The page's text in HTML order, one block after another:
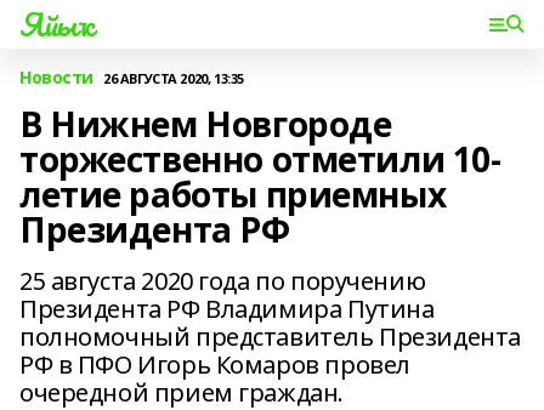
Яйыҡ
Новости 26 АВГУСТА 2020, 13:35
В Нижнем Новгороде
торжественно отметили 10-
летие работы приемных
Президента РФ
25 августа 2020 года по поручению
Президента РФ Владимира Путина
полномочный представитель Президента
РФ в ПФО Игорь Комаров провел
очередной прием граждан.